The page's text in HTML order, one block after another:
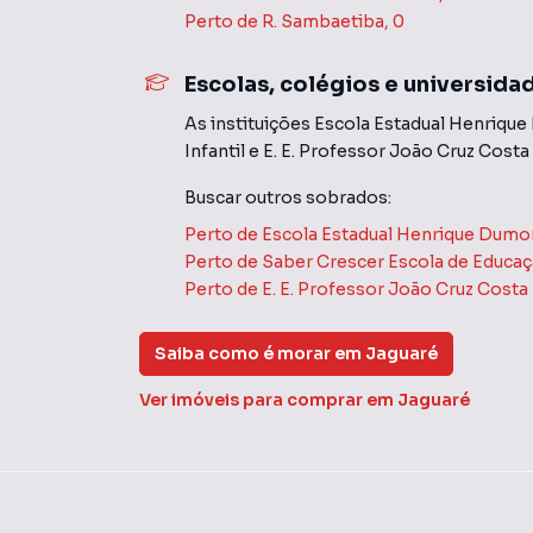
terrenos, lojas e barracões para venda ou
lançamentos na planta em Jaguaré e em
ofertas para encontrar o imóvel que mais
consegue comprar ou alugar um imóvel em
praticidade de fazer tudo online, direto do
inovadoras para simplificar a relação de
imobiliário.
Anuncie seu imóvel! É fácil, rápido e gratuito!
diversas cidades do Brasil, incluindo São Paulo.
Perto de R. Sambaetiba, 0
Escolas, colégios e
As instituições Escola Estadual
Infantile E. E. Professor João Cruz Costa
Buscar outros sobrados:
Perto de Escola Estadual Henrique
Perto de Saber Crescer Escola de
Perto de E. E. Professor João Cruz Costa
Saiba como é morar em Jaguaré
Ver imóveis para comprar em Jaguaré